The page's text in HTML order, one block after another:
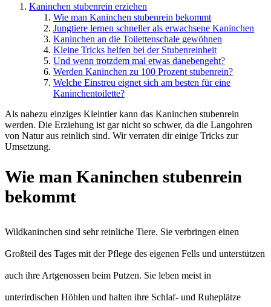
Kaninchen stubenrein erziehen
Wie man Kaninchen stubenrein bekommt
Jungtiere lernen schneller als erwachsene Kaninchen
Kaninchen an die Toilettenschale gewöhnen
Kleine Tricks helfen bei der Stubenreinheit
Und wenn trotzdem mal etwas danebengeht?
Werden Kaninchen zu 100 Prozent stubenrein?
Welche Einstreu eignet sich am besten für eine
Kaninchentoilette?
Als nahezu einziges Kleintier kann das Kaninchen stubenrein
werden. Die Erziehung ist gar nicht so schwer, da die Langohren
von Natur aus reinlich sind. Wir verraten dir einige Tricks zur
Umsetzung.
Wie man Kaninchen stubenrein
bekommt
Wildkaninchen sind sehr reinliche Tiere. Sie verbringen einen
Großteil des Tages mit der Pflege des eigenen Fells und unterstützen
auch ihre Artgenossen beim Putzen. Sie leben meist in
unterirdischen Höhlen und halten ihre Schlaf- und Ruheplätze